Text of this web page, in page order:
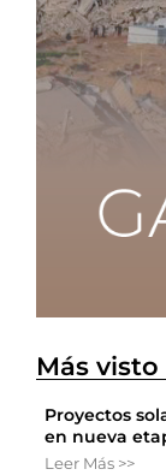
Más visto
Proyectos
en nueva
Leer Más >>